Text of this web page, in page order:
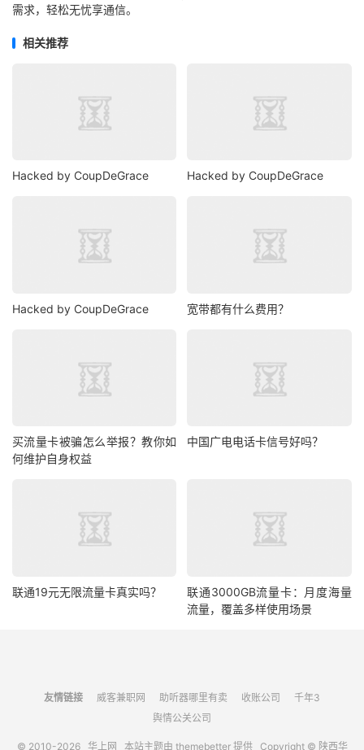
需求，轻松无忧享通信。
相关推荐
Hacked by CoupDeGrace Hacked by CoupDeGrace
Hacked by CoupDeGrace 宽带都有什么费用？
买流量卡被骗怎么举报？教你如
何维护自身权益
中国广电电话卡信号好吗？
联通19元无限流量卡真实吗？
联通3000GB流量卡：月度海量
流量，覆盖多样使用场景
友情链接 威客兼职网 助听器哪里有卖 收账公司
千年3
舆情公关公司
© 2010-2026 华上网 本站主题由 themebetter提供 Copyright © 陕西华